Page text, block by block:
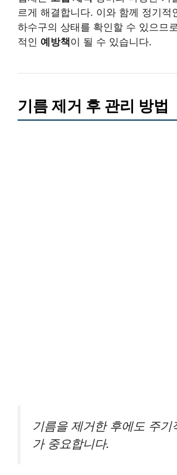
르게 해결합니다. 이와 함께 정기적
하수구의 상태를 확인할 수 있으므
적인 예방책이 될 수 있습니다.
기름 제거 후 관리 방법
기름을 제거한 후에도 주기
가 중요합니다.